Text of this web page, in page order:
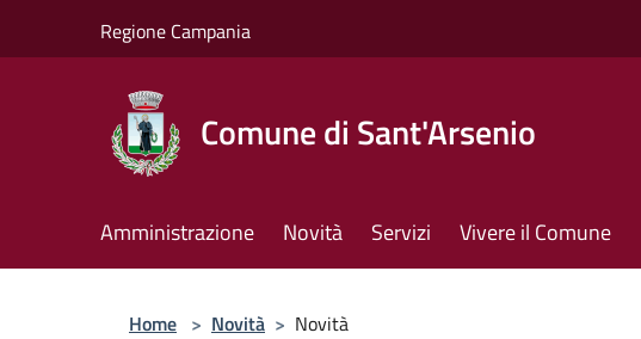
Regione Campania
Comune di Sant'Arsenio
Amministrazione Novità Servizi Vivere il Comune
Home > Novità > Novità